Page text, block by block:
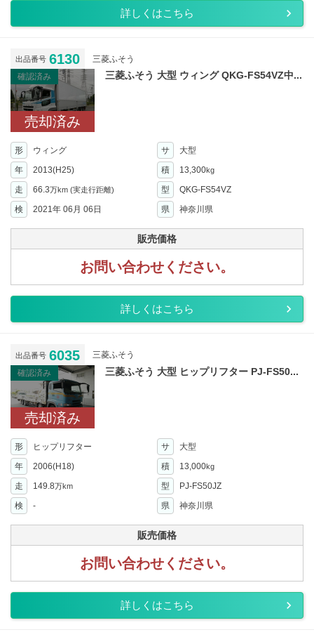
詳しくはこちら
出品番号 6130
三菱ふそう
確認済み
売却済み
三菱ふそう 大型 ウィング QKG-FS54VZ中...
形 ウィング サ
大型
年
2013(H25) 積 13,300kg
走 66.3万km (実走行距離) 型
QKG-FS54VZ
検
2021年 06月 06日 県 神奈川県
販売価格
お問い合わせください。
詳しくはこちら
出品番号 6035
三菱ふそう
確認済み
売却済み
三菱ふそう 大型 ヒップリフター PJ-FS50...
形 ヒップリフター サ
大型
年
2006(H18) 積 13,000kg
走 149.8万km 型
PJ-FS50JZ
検
- 県 神奈川県
販売価格
お問い合わせください。
詳しくはこちら